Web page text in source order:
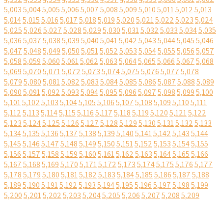
5,0035,0045,0055,0065,0075,0085,0095,0105,0115,0125,013
5,0145,0155,0165,0175,0185,0195,0205,0215,0225,0235,024
5,0255,0265,0275,0285,0295,0305,0315,0325,0335,0345,035
5,0365,0375,0385,0395,0405,0415,0425,0435,0445,0455,046
5,0475,0485,0495,0505,0515,0525,0535,0545,0555,0565,057
5,0585,0595,0605,0615,0625,0635,0645,0655,0665,0675,068
5,0695,0705,0715,0725,0735,0745,0755,0765,0775,078
5,0795,0805,0815,0825,0835,0845,0855,0865,0875,0885,089
5,0905,0915,0925,0935,0945,0955,0965,0975,0985,0995,100
5,1015,1025,1035,1045,1055,1065,1075,1085,1095,1105,111
5,1125,1135,1145,1155,1165,1175,1185,1195,1205,1215,122
5,1235,1245,1255,1265,1275,1285,1295,1305,1315,1325,133
5,1345,1355,1365,1375,1385,1395,1405,1415,1425,1435,144
5,1455,1465,1475,1485,1495,1505,1515,1525,1535,1545,155
5,1565,1575,1585,1595,1605,1615,1625,1635,1645,1655,166
5,1675,1685,1695,1705,1715,1725,1735,1745,1755,1765,177
5,1785,1795,1805,1815,1825,1835,1845,1855,1865,1875,188
5,1895,1905,1915,1925,1935,1945,1955,1965,1975,1985,199
5,2005,2015,2025,2035,2045,2055,2065,2075,2085,209